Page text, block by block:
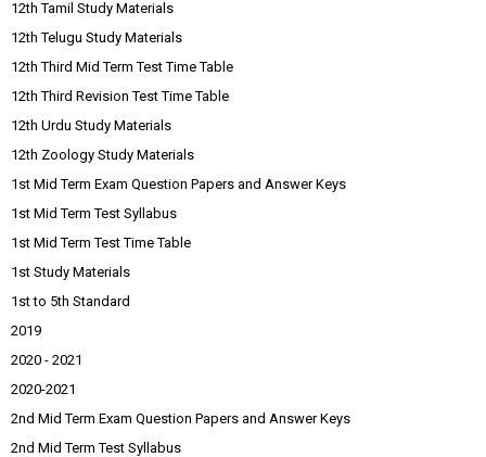
12th Tamil Study Materials
12th Telugu Study Materials
12th Third Mid Term Test Time Table
12th Third Revision Test Time Table
12th Urdu Study Materials
12th Zoology Study Materials
1st Mid Term Exam Question Papers and Answer Keys
1st Mid Term Test Syllabus
1st Mid Term Test Time Table
1st Study Materials
1st to 5th Standard
2019
2020 - 2021
2020-2021
2nd Mid Term Exam Question Papers and Answer Keys
2nd Mid Term Test Syllabus